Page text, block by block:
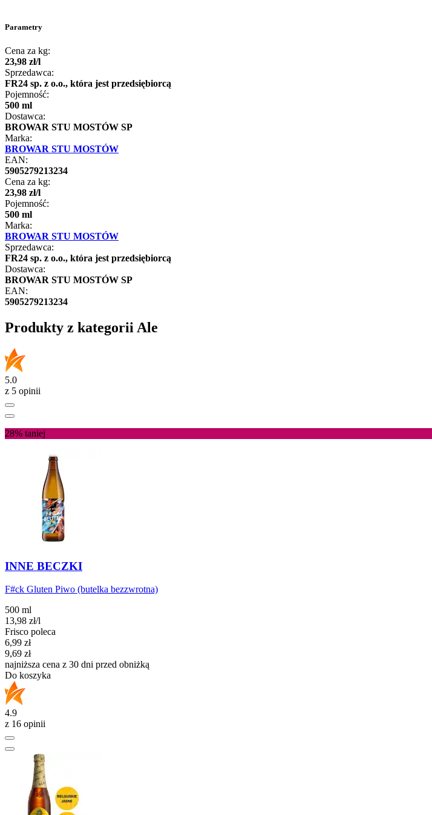
Parametry
Cena za kg:
23,98 zł/l
Sprzedawca:
FR24 sp. z o.o., która jest przedsiębiorcą
Pojemność:
500 ml
Dostawca:
BROWAR STU MOSTÓW SP
Marka:
BROWAR STU MOSTÓW
EAN:
5905279213234
Cena za kg:
23,98 zł/l
Pojemność:
500 ml
Marka:
BROWAR STU MOSTÓW
Sprzedawca:
FR24 sp. z o.o., która jest przedsiębiorcą
Dostawca:
BROWAR STU MOSTÓW SP
EAN:
5905279213234
Produkty z kategorii Ale
5.0
z 5 opinii
28% taniej
INNE BECZKI
F#ck Gluten Piwo (butelka bezzwrotna)
500 ml
13,98 zł/l
Frisco poleca
Cena promocyjna
6,99 zł
9,69 zł
najniższa cena z 30 dni przed obniżką
Do koszyka
4.9
z 16 opinii